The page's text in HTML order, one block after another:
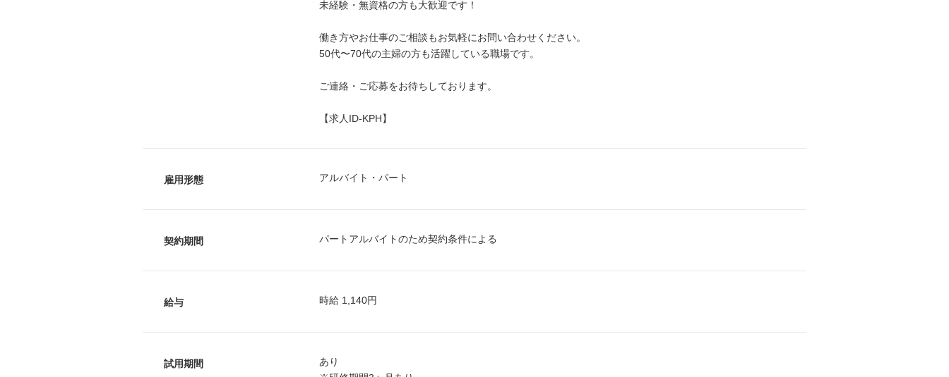
未経験・無資格の方も大歓迎です！
働き方やお仕事のご相談もお気軽にお問い合わせください。
50代〜70代の主婦の方も活躍している職場です。
ご連絡・ご応募をお待ちしております。
【求人ID-KPH】
雇用形態 アルバイト・パート
契約期間 パートアルバイトのため契約条件による
給与 時給 1,140円
試用期間
あり